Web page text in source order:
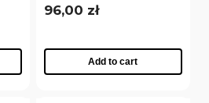
96,00 zł
Add to cart